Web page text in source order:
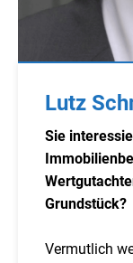
Lutz
Sie
Grundstück?
Vermutlich